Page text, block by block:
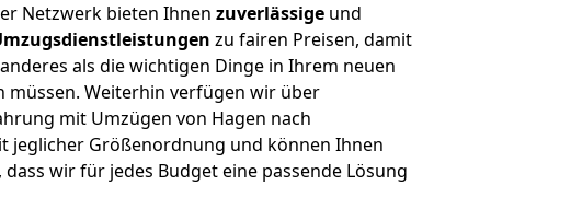
Netzwerk bieten Ihnen zuverlässige und
zu fairen Preisen, damit
als die wichtigen Dinge in Ihrem neuen
müssen. Weiterhin verfügen wir über
mit Umzügen von Hagen nach
jeglicher Größenordnung und können Ihnen
wir für jedes Budget eine passende Lösung